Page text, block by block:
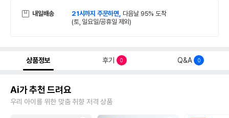
내일배송 21시까지 주문하면, 다음날 95% 도착
(토, 일요일/공휴일 제외)
상품정보 후기 0 Q&A 0
Ai가 추천 드려요
우리 아이를 위한 맞춤 취향 저격 상품